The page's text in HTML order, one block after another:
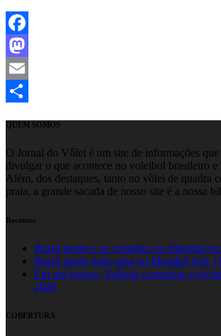
Facebook
Mastodon
Email
QUEM SOMOS
O Jornal do Vôlei é um site de informações
divulgar o que acontece no voleibol brasileiro e
Além, dos destaques, tanto no vôlei de quadra
praia, a grande sacada de nosso site é a nossa
Recentes
Brasil perde e se complica no Mundial
Brasil perde mais uma no Mundial Sub
Em um jogaço, Polônia conquista o
2026
COBERTURA